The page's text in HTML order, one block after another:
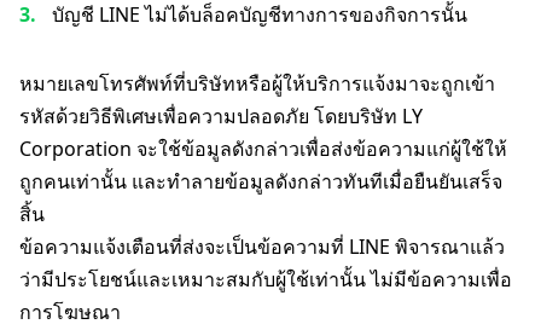
บัญชี LINE ไม่ได้บล็อคบัญชีทางการของกิจการนั้น
หมายเลขโทรศัพท์ที่บริษัทหรือผู้ให้บริการแจ้งมาจะถูกเข้า
รหัสด้วยวิธีพิเศษเพื่อความปลอดภัย โดยบริษัท LY
Corporation จะใช้ข้อมูลดังกล่าวเพื่อส่งข้อความแก่ผู้ใช้ให้
ถูกคนเท่านั้น และทำลายข้อมูลดังกล่าวทันทีเมื่อยืนยันเสร็จ
สิ้น
ข้อความแจ้งเตือนที่ส่งจะเป็นข้อความที่ LINE พิจารณาแล้ว
ว่ามีประโยชน์และเหมาะสมกับผู้ใช้เท่านั้น ไม่มีข้อความเพื่อ
การโฆษณา